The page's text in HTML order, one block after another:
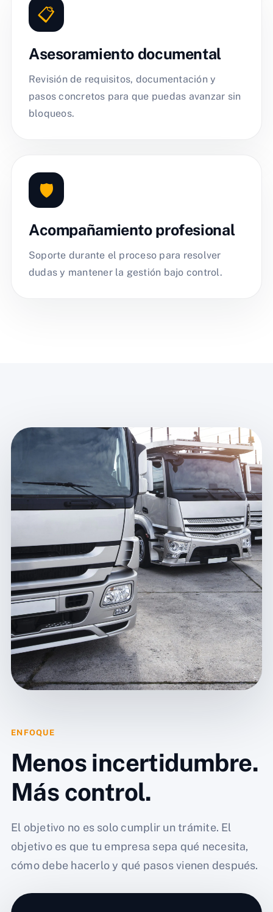
📋
Asesoramiento documental
Revisión de requisitos, documentación y
pasos concretos para que puedas avanzar sin
bloqueos.
🛡️
Acompañamiento profesional
Soporte durante el proceso para resolver
dudas y mantener la gestión bajo control.
ENFOQUE
Menos incertidumbre.
Más control.
El objetivo no es solo cumplir un trámite. El
objetivo es que tu empresa sepa qué necesita,
cómo debe hacerlo y qué pasos vienen después.